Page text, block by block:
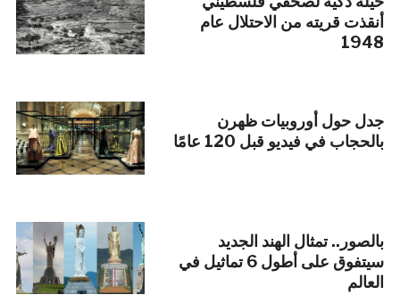
أنقذت قريته من الاحتلال عام
1948
جدل حول أوروبيات ظهرن
بالحجاب في فيديو قبل 120 عامًا
بالصور.. تمثال الهند الجديد
سيتفوق على أطول 6 تماثيل في
العالم